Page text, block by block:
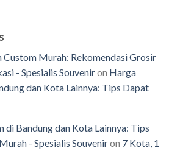
Custom Murah: Rekomendasi Grosir
- Spesialis Souveniron Harga
dan Kota Lainnya: Tips Dapat
di Bandung dan Kota Lainnya: Tips
- Spesialis Souveniron 7 Kota, 1